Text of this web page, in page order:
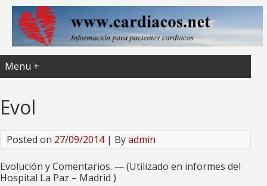
Menu +
Evol
Posted on 27/09/2014| Byadmin
Evolución y Comentarios. — (Utilizado en informes del
Hospital La Paz – Madrid )